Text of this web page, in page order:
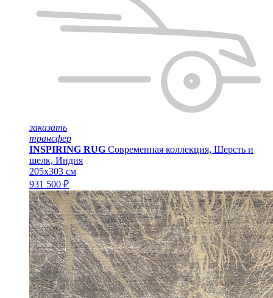
заказать
трансфер
INSPIRING RUG Современная коллекция, Шерсть и
шелк, Индия
205x303 см
931 500 ₽